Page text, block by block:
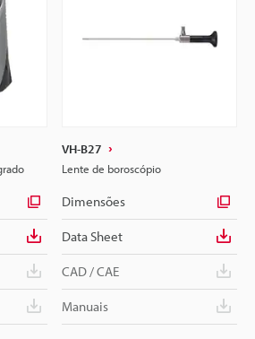
VH-B27
Lente de boroscópio
Dimensões
Data Sheet
CAD / CAE
Manuais